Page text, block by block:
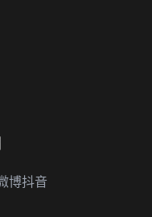
博抖音